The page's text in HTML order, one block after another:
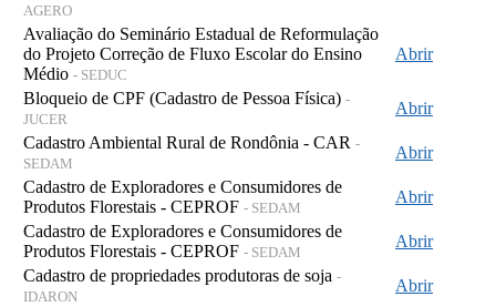
AGERO
Avaliação do Seminário Estadual de Reformulação
do Projeto Correção de Fluxo Escolar do Ensino
Médio - SEDUC
Abrir
Bloqueio de CPF (Cadastro de Pessoa Física) -
JUCER
Abrir
Cadastro Ambiental Rural de Rondônia - CAR -
SEDAM
Abrir
Cadastro de Exploradores e Consumidores de
Produtos Florestais - CEPROF - SEDAM
Abrir
Cadastro de Exploradores e Consumidores de
Produtos Florestais - CEPROF - SEDAM
Abrir
Cadastro de propriedades produtoras de soja -
IDARON
Abrir